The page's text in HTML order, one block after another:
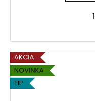
AKCIA
NOVINKA
TIP